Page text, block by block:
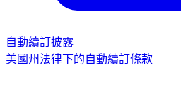
自動續訂披露
美國州法律下的自動續訂條款